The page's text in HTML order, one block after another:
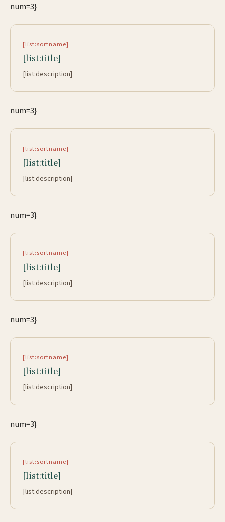
num=3}
[list:sortname]
[list:title]
[list:description]
num=3}
[list:sortname]
[list:title]
[list:description]
num=3}
[list:sortname]
[list:title]
[list:description]
num=3}
[list:sortname]
[list:title]
[list:description]
num=3}
[list:sortname]
[list:title]
[list:description]